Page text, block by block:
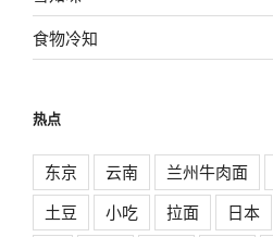
食物冷知
热点
东京 云南 兰州牛肉面
土豆
小吃 拉面 日本